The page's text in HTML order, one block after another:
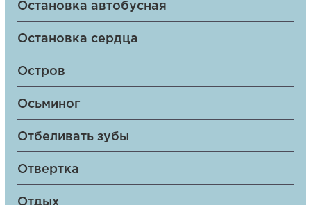
Остановка автобусная
Остановка сердца
Остров
Осьминог
Отбеливать зубы
Отвертка
Отдых